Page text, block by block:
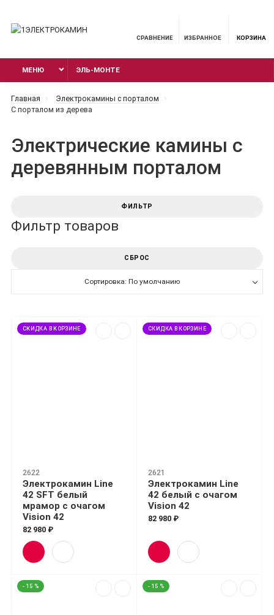
СРАВНЕНИЕ ИЗБРАННОЕ КОРЗИНА
МЕНЮ ЭЛЬ-МОНТЕ
Главная
Электрокамины с порталом
С порталом из дерева
Электрические камины с
деревянным порталом
ФИЛЬТР
Фильтр товаров
СБРОС
Сортировка: По умолчанию
СКИДКА В КОРЗИНЕ
2622
Электрокамин Line
42 SFT белый
мрамор с очагом
Vision 42
82 980 ₽
СКИДКА В КОРЗИНЕ
2621
Электрокамин Line
42 белый с очагом
Vision 42
82 980 ₽
- 15 % - 15 %